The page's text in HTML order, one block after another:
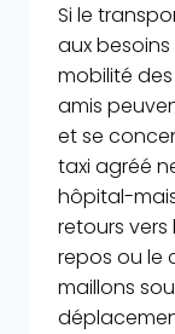
Si le
aux
mobilité
amis
et se
taxi agréé
hôpital-
retours
repos ou le
maillons